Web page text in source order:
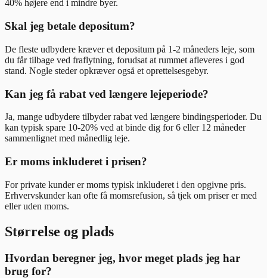
40% højere end i mindre byer.
Skal jeg betale depositum?
De fleste udbydere kræver et depositum på 1-2 måneders leje, som
du får tilbage ved fraflytning, forudsat at rummet afleveres i god
stand. Nogle steder opkræver også et oprettelsesgebyr.
Kan jeg få rabat ved længere lejeperiode?
Ja, mange udbydere tilbyder rabat ved længere bindingsperioder. Du
kan typisk spare 10-20% ved at binde dig for 6 eller 12 måneder
sammenlignet med månedlig leje.
Er moms inkluderet i prisen?
For private kunder er moms typisk inkluderet i den opgivne pris.
Erhvervskunder kan ofte få momsrefusion, så tjek om priser er med
eller uden moms.
Størrelse og plads
Hvordan beregner jeg, hvor meget plads jeg har
brug for?